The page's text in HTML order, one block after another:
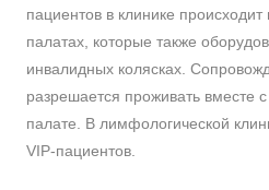
пациентов в клинике
палатах, которые также
инвалидных колясках.
разрешается проживать вместе
палате. В лимфологической
VIP-пациентов.